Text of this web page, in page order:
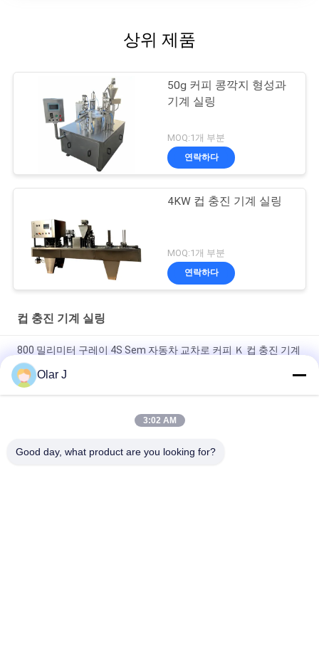
상위 제품
50g 커피 콩깍지 형성과
기계 실링
MOQ:1개 부분
연락하다
4KW 컵 충진 기계 실링
MOQ:1개 부분
연락하다
컵 충진 기계 실링
800 밀리미터 구레이 4S Sem 자동차 교차로 커피 Ｋ 컵 충진 기계
실링
SN-1을 밀봉하는 기계 요거트 컵을 채우는 세미 자동차 0.5KW 로
Olar J
3:02 AM
Good day, what product are you looking for?